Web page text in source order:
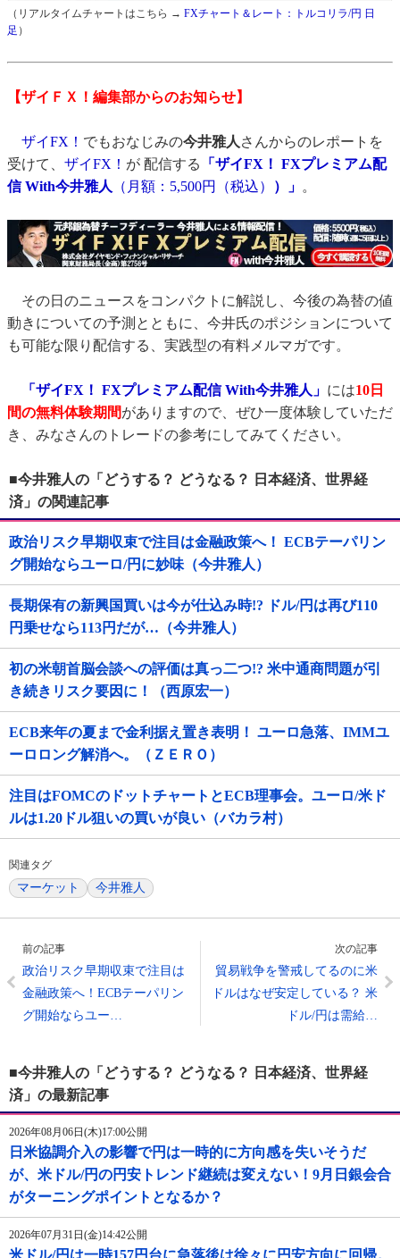
（リアルタイムチャートはこちら → FXチャート＆レート：トルコリラ/円 日
足 ）
【ザイＦＸ！編集部からのお知らせ】
ザイFX！ でもおなじみの今井雅人 さんからのレポートを
受けて、 ザイFX！ が 配信する
「ザイFX！ FXプレミアム配
信 With今井雅人
（月額：5,500円（税込） ）」 。
その日のニュースをコンパクトに解説し、今後の為替の値
動きについての予測とともに、今井氏のポジションについて
も可能な限り配信する、実践型の有料メルマガです。
「ザイFX！ FXプレミアム配信 With今井雅人」 には10日
間の無料体験期間がありますので、ぜひ一度体験していただ
き、みなさんのトレードの参考にしてみてください。
■今井雅人の「どうする？ どうなる？ 日本経済、世界経
済」の関連記事
政治リスク早期収束で注目は金融政策へ！ ECBテーパリン
グ開始ならユーロ/円に妙味（今井雅人）
長期保有の新興国買いは今が仕込み時!? ドル/円は再び110
円乗せなら113円だが…（今井雅人）
初の米朝首脳会談への評価は真っ二つ!? 米中通商問題が引
き続きリスク要因に！（西原宏一）
ECB来年の夏まで金利据え置き表明！ ユーロ急落、IMMユ
ーロロング解消へ。（ＺＥＲＯ）
注目はFOMCのドットチャートとECB理事会。ユーロ/米ド
ルは1.20ドル狙いの買いが良い（バカラ村）
関連タグ
マーケット 今井雅人
前の記事
政治リスク早期収束で注目は
金融政策へ！ECBテーパリン
グ開始ならユー…
次の記事
貿易戦争を警戒してるのに米
ドルはなぜ安定している？ 米
ドル/円は需給…
■今井雅人の「どうする？ どうなる？ 日本経済、世界経
済」の最新記事
2026年08月06日(木)17:00公開
日米協調介入の影響で円は一時的に方向感を失いそうだ
が、米ドル/円の円安トレンド継続は変えない！9月日銀会合
がターニングポイントとなるか？
2026年07月31日(金)14:42公開